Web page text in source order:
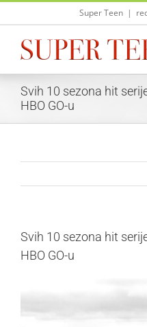
Skip
Super Teen |
Svih 10 sezona hit
HBO GO-u
Svih 10 sezona hit
HBO GO-u